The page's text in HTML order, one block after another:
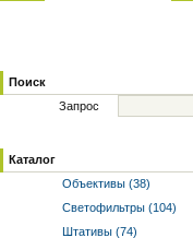
Поиск
Запрос
Каталог
Объективы (38)
Светофильтры (104)
Штативы (74)